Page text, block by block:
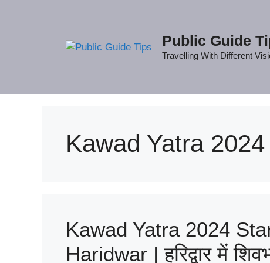
Public Guide
Travelling With Different
Kawad Yatra
Kawad Yatra 2024
Haridwar | हरिद्वार में